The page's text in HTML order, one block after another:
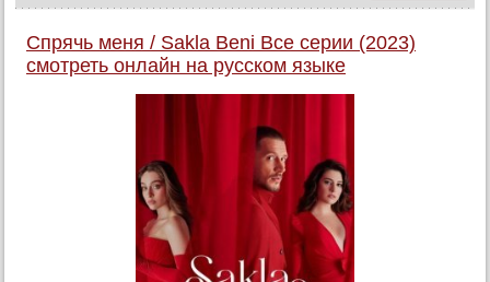
Спрячь меня / Sakla Beni Все серии (2023)
смотреть онлайн на русском языке